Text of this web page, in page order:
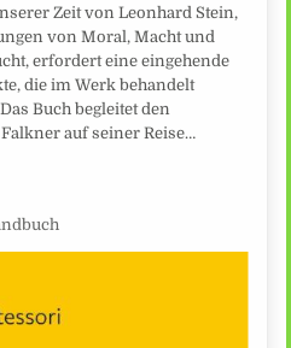
Zeit von Leonhard Stein,
von Moral, Macht und
erfordert eine eingehende
die im Werk behandelt
Buch begleitet den
auf seiner Reise…